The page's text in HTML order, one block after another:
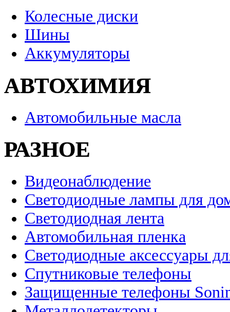
Колесные диски
Шины
Аккумуляторы
АВТОХИМИЯ
Автомобильные масла
РАЗНОЕ
Видеонаблюдение
Светодиодные лампы для
Светодиодная лента
Автомобильная пленка
Светодиодные аксессуары
Спутниковые телефоны
Защищенные телефоны